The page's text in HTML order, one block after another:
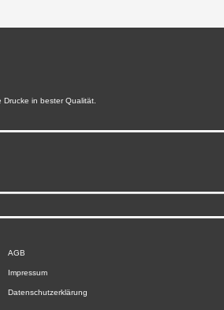
in bester Qualität.
AGB
Impressum
Datenschutzerklärung